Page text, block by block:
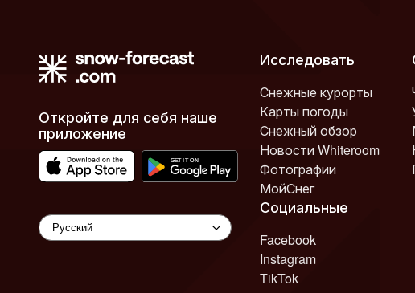
Откройте для себя наше
приложение
Исследовать
Снежные курорты
Карты погоды
Снежный обзор
Новости Whiteroom
Фотографии
МойСнег
Социальные
Facebook
Instagram
TikTok